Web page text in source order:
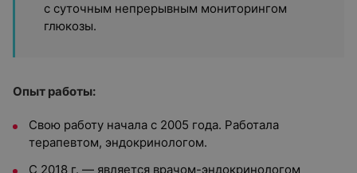
с суточным непрерывным мониторингом
глюкозы.
Опыт работы:
Свою работу начала с 2005 года. Работала
терапевтом, эндокринологом.
С 2018 г. — является врачом-эндокринологом